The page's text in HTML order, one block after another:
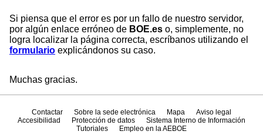
Si piensa que el error es por un fallo de nuestro servidor,
por algún enlace erróneo de BOE.es o, simplemente, no
logra localizar la página correcta, escríbanos utilizando el
formulario explicándonos su caso.
Muchas gracias.
Contactar Sobre la sede electrónica Mapa
Aviso legal
Accesibilidad
Protección de datos
Sistema Interno de Información
Tutoriales
Empleo en la AEBOE